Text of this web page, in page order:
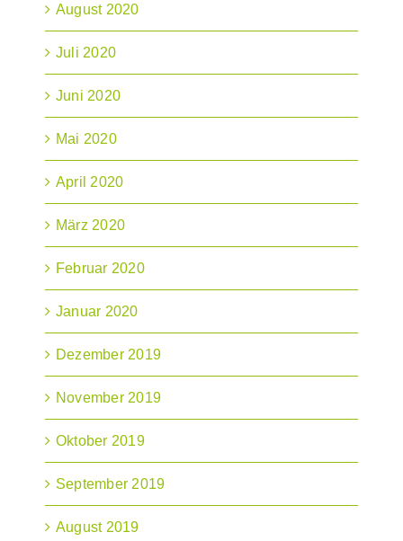
August 2020
Juli 2020
Juni 2020
Mai 2020
April 2020
März 2020
Februar 2020
Januar 2020
Dezember 2019
November 2019
Oktober 2019
September 2019
August 2019